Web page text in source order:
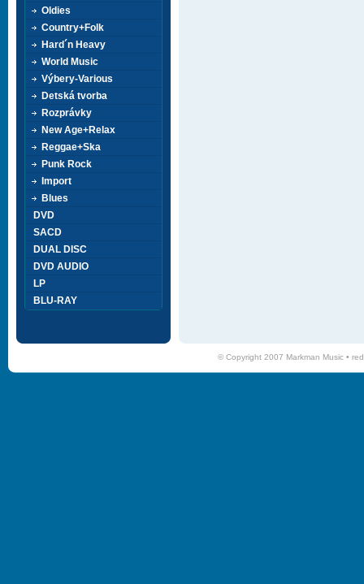
Oldies
Country+Folk
Hard´n Heavy
World Music
Výbery-Various
Detská tvorba
Rozprávky
New Age+Relax
Reggae+Ska
Punk Rock
Import
Blues
DVD
SACD
DUAL DISC
DVD AUDIO
LP
BLU-RAY
© Copyright 2007 Markman Music •